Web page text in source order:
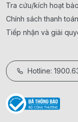
Tra cứu/kích hoạt
Chính sách thanh toán
Tiếp nhận và giải
Hotline: